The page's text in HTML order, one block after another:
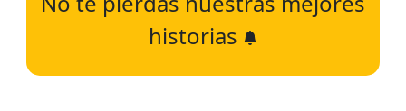
historias